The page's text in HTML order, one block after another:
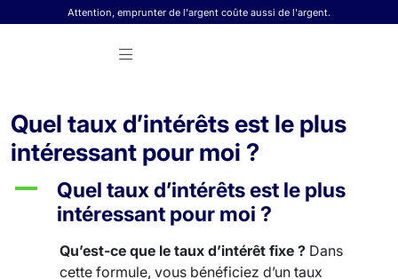
Skip to contentAttention, emprunter de l'argent coûte aussi de l'argent.
Quel taux d’intérêts est le plus
intéressant pour moi ?
A
Quel taux d’intérêts est le plus
intéressant pour moi ?
Qu’est-ce que le taux d’intérêt fixe ? Dans
cette formule, vous bénéficiez d’un taux